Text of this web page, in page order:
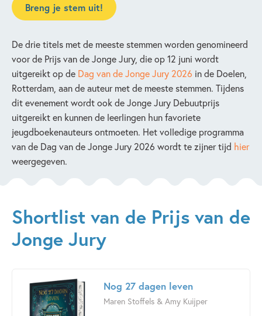
Breng je stem uit!
De drie titels met de meeste stemmen worden genomineerd
voor de Prijs van de Jonge Jury, die op 12 juni wordt
uitgereikt op de Dag van de Jonge Jury 2026 in de Doelen,
Rotterdam, aan de auteur met de meeste stemmen. Tijdens
dit evenement wordt ook de Jonge Jury Debuutprijs
uitgereikt en kunnen de leerlingen hun favoriete
jeugdboekenauteurs ontmoeten. Het volledige programma
van de Dag van de Jonge Jury 2026 wordt te zijner tijd hier
weergegeven.
Shortlist van de Prijs van de
Jonge Jury
Nog 27 dagen leven
Maren Stoffels & Amy Kuijper